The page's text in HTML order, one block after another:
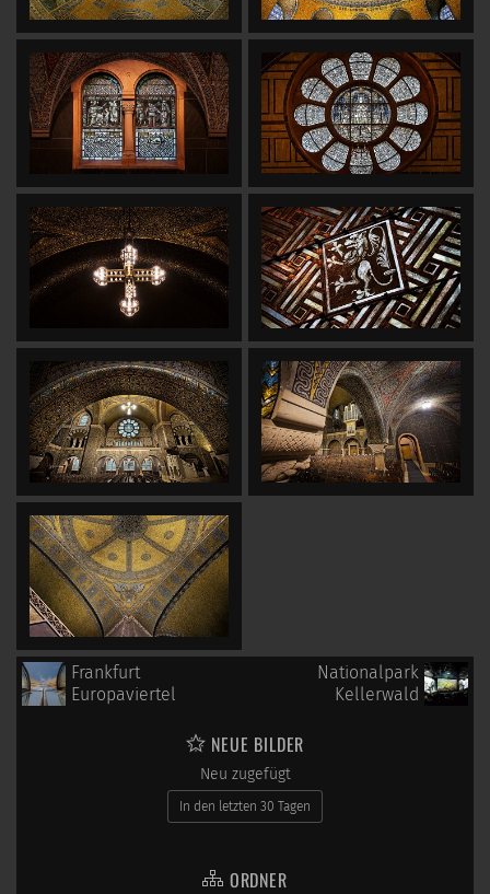
Frankfurt
Europaviertel
Nationalpark
Kellerwald
NEUE BILDER
Neu zugefügt
In den letzten 30 Tagen
ORDNER